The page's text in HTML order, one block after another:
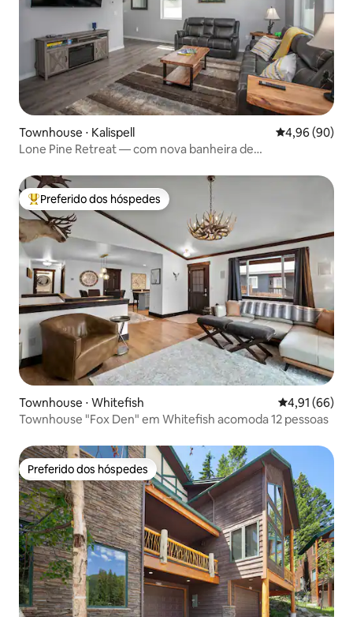
Townhouse ⋅ Kalispell 4,96 de uma
4,96 (90)
Lone Pine Retreat — com nova banheira de
Entre os melhores preferidos dos hóspedes
Preferido dos hóspedes
Townhouse ⋅ Whitefish 4,91 de uma
4,91 (66)
Townhouse "Fox Den" em Whitefish acomoda 12 pessoas
Preferido dos hóspedes
Preferido dos hóspedes